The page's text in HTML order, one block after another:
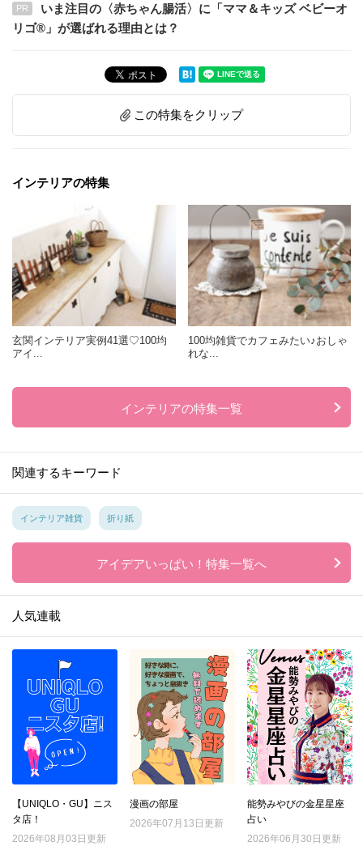
PR
いま注目の〈赤ちゃん腸活〉に「ママ＆キッズ ベビーオ
リゴ®」が選ばれる理由とは？
この特集をクリップ
インテリアの特集
玄関インテリア実例41選♡100均
アイ...
100均雑貨でカフェみたい♪おしゃ
れな...
インテリアの特集一覧
関連するキーワード
インテリア雑貨 折り紙
アイデアいっぱい！特集一覧へ
人気連載
【UNIQLO・GU】ニス
タ店！
2026年08月03日更新
漫画の部屋
2026年07月13日更新
能勢みやびの金星星座
占い
2026年06月30日更新